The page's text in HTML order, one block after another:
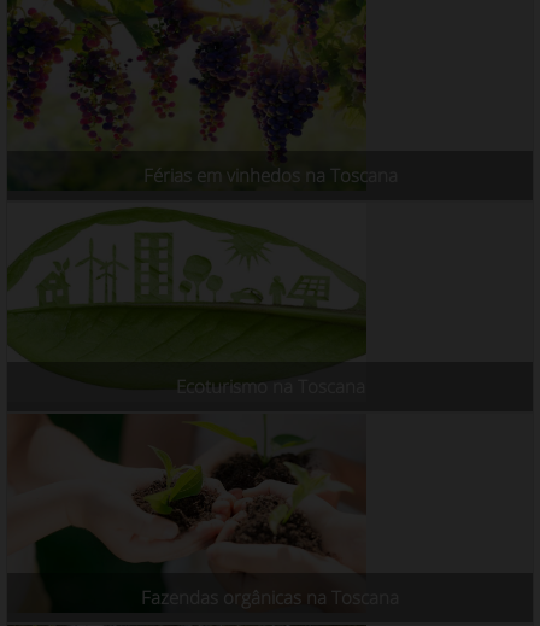
Férias em vinhedos na Toscana
Ecoturismo na Toscana
Fazendas orgânicas na Toscana